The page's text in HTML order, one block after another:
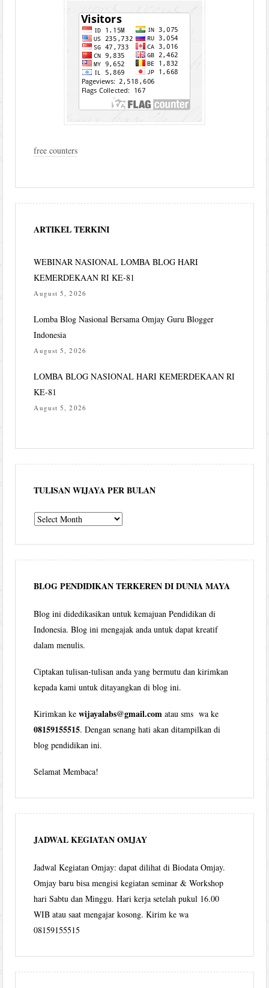
free counters
ARTIKEL TERKINI
WEBINAR NASIONAL LOMBA BLOG HARI
KEMERDEKAAN RI KE-81
August 5, 2026
Lomba Blog Nasional Bersama Omjay Guru Blogger
Indonesia
August 5, 2026
LOMBA BLOG NASIONAL HARI KEMERDEKAAN RI
KE-81
August 5, 2026
TULISAN WIJAYA PER BULAN
Tulisan
per
bulan
BLOG PENDIDIKAN TERKEREN DI DUNIA MAYA
Blog ini didedikasikan untuk kemajuan Pendidikan di
Indonesia. Blog ini mengajak anda untuk dapat kreatif
dalam menulis.
Ciptakan tulisan-tulisan anda yang bermutu dan kirimkan
kepada kami untuk ditayangkan di blog ini.
Kirimkan kewijayalabs@gmail.com atau sms wa ke
08159155515. Dengan senang hati akan ditampilkan di
blog pendidikan ini.
Selamat Membaca!
JADWAL KEGIATAN OMJAY
Jadwal Kegiatan Omjay: dapat dilihat di Biodata Omjay.
Omjay baru bisa mengisi kegiatan seminar & Workshop
hari Sabtu dan Minggu. Hari kerja setelah pukul 16.00
WIB atau saat mengajar kosong. Kirim ke wa
08159155515